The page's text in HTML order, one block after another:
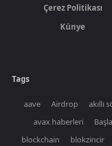
Çerez Politikası
Künye
Tags
aave Airdrop akıllı
avax haberleri
blockchain
blokzincir